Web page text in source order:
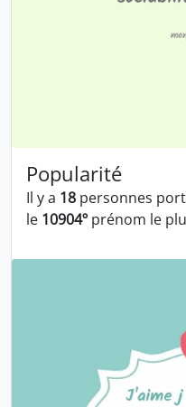
Popularité
Il y a 18 personnes
le 10904º prénom le